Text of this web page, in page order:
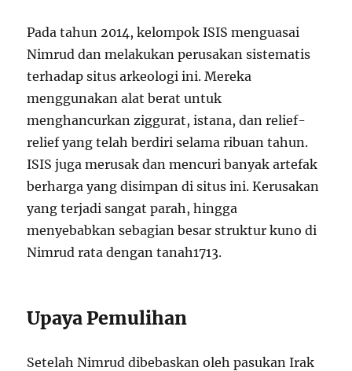
Pada tahun 2014, kelompok ISIS menguasai
Nimrud dan melakukan perusakan sistematis
terhadap situs arkeologi ini. Mereka
menggunakan alat berat untuk
menghancurkan ziggurat, istana, dan relief-
relief yang telah berdiri selama ribuan tahun.
ISIS juga merusak dan mencuri banyak artefak
berharga yang disimpan di situs ini. Kerusakan
yang terjadi sangat parah, hingga
menyebabkan sebagian besar struktur kuno di
Nimrud rata dengan tanah1713.
Upaya Pemulihan
Setelah Nimrud dibebaskan oleh pasukan Irak